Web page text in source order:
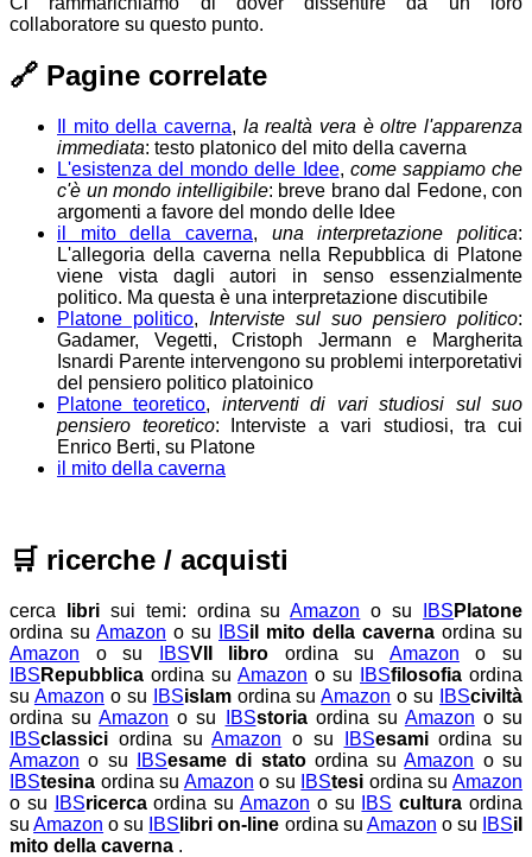
collaboratore su questo punto.
🔗 Pagine correlate
Il mito della caverna, la realtà vera è oltre l'apparenza
immediata: testo platonico del mito della caverna
L'esistenza del mondo delle Idee, come sappiamo che
c'è un mondo intelligibile: breve brano dal Fedone, con
argomenti a favore del mondo delle Idee
il mito della caverna, una interpretazione politica:
L'allegoria della caverna nella Repubblica di Platone
viene vista dagli autori in senso essenzialmente
politico. Ma questa è una interpretazione discutibile
Platone politico, Interviste sul suo pensiero politico:
Gadamer, Vegetti, Cristoph Jermann e Margherita
Isnardi Parente intervengono su problemi interporetativi
del pensiero politico platoinico
Platone teoretico, interventi di vari studiosi sul suo
pensiero teoretico: Interviste a vari studiosi, tra cui
Enrico Berti, su Platone
il mito della caverna
🛒 ricerche / acquisti
cerca librisui temi: ordina suAmazon o su IBS Platone
ordina su Amazon o su IBSil mito della caverna ordina su
Amazon o su IBSVII libro ordina su Amazon o su
IBS Repubblica ordina su Amazon o su IBSfilosofia ordina
su Amazon o su IBSislam ordina suAmazon o su IBSciviltà
ordina suAmazon o su IBSstoria ordina su Amazon o su
IBSclassici ordina suAmazon o su IBSesami ordina su
Amazon o su IBSesame di stato ordina suAmazon o su
IBStesina ordina su Amazon o su IBStesi ordina suAmazon
o su
IBSricerca ordina suAmazon o su IBS cultura ordina
suAmazon o su IBS libri on-line ordina su Amazon o su IBSil
mito della caverna .